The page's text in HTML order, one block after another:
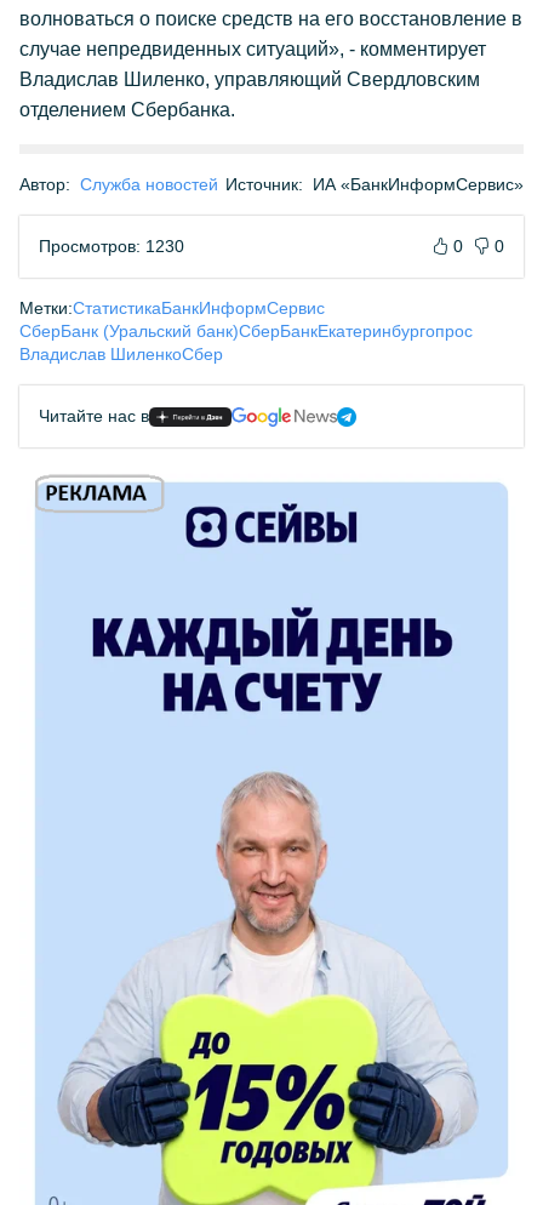
волноваться о поиске средств на его восстановление в
случае непредвиденных ситуаций», - комментирует
Владислав Шиленко, управляющий Свердловским
отделением Сбербанка.
Автор: Служба новостей Источник: ИА «БанкИнформСервис»
Просмотров: 1230 0 0
Метки:СтатистикаБанкИнформСервис
СберБанк (Уральский банк)СберБанкЕкатеринбургопрос
Владислав ШиленкоСбер
Читайте нас в